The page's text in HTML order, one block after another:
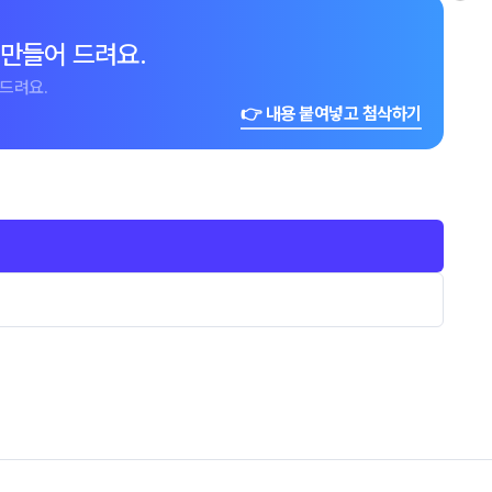
들어 드려요.
려요.
👉 내용 붙여넣고 첨삭하기